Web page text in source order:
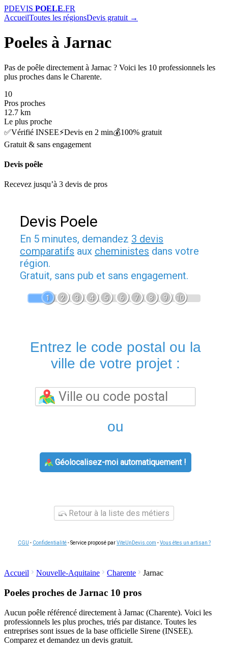
PDEVIS POELE.FR
AccueilToutes les régionsDevis gratuit →
Poeles à Jarnac
Pas de poêle directement à Jarnac ? Voici les 10 professionnels les
plus proches dans le Charente.
10
Pros proches
12.7 km
Le plus proche
✅Vérifié INSEE⚡Devis en 2 min💰100% gratuit
Gratuit & sans engagement
Devis poêle
Recevez jusqu’à 3 devis de pros
Devis Poele
En 5 minutes, demandez 3 devis
comparatifs aux cheministes dans votre
région.
Gratuit, sans pub et sans engagement.
1 2 3 4 5 6 7 8 9 10
Entrez le code postal ou la
ville de votre projet :
ou
Géolocalisez-moi automatiquement !
Retour à la liste des métiers
CGU - Confidentialité- Service proposé parViteUnDevis.com -Vous êtes un artisan ?
Accueil Nouvelle-Aquitaine Charente Jarnac
Poeles proches de Jarnac 10 pros
Aucun poêle référencé directement à Jarnac (Charente). Voici les
professionnels les plus proches, triés par distance. Toutes les
entreprises sont issues de la base officielle Sirene (INSEE).
Comparez et demandez un devis gratuit.